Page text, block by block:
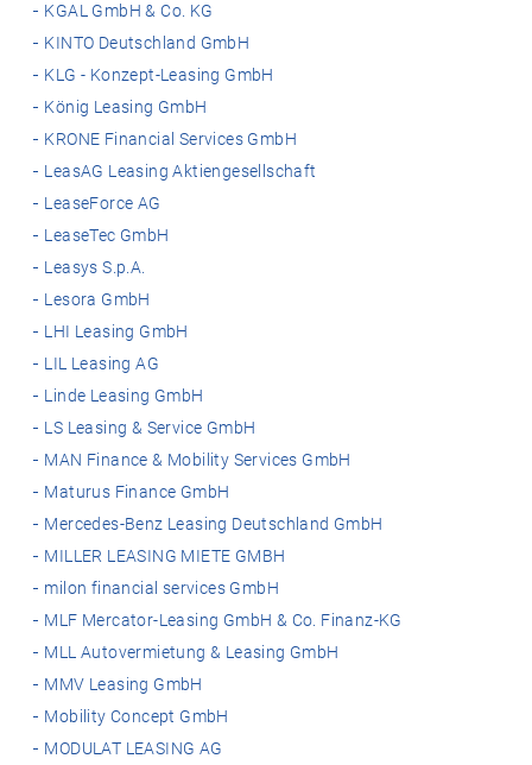
KGAL GmbH & Co. KG
KINTO Deutschland GmbH
KLG - Konzept-Leasing GmbH
König Leasing GmbH
KRONE Financial Services GmbH
LeasAG Leasing Aktiengesellschaft
LeaseForce AG
LeaseTec GmbH
Leasys S.p.A.
Lesora GmbH
LHI Leasing GmbH
LIL Leasing AG
Linde Leasing GmbH
LS Leasing & Service GmbH
MAN Finance & Mobility Services GmbH
Maturus Finance GmbH
Mercedes-Benz Leasing Deutschland GmbH
MILLER LEASING MIETE GMBH
milon financial services GmbH
MLF Mercator-Leasing GmbH & Co. Finanz-KG
MLL Autovermietung & Leasing GmbH
MMV Leasing GmbH
Mobility Concept GmbH
MODULAT LEASING AG